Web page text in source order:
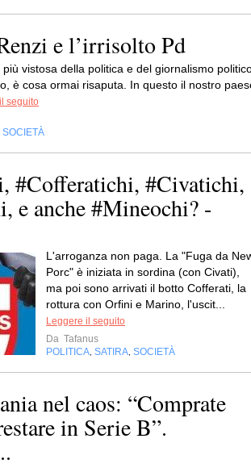
e l’irrisolto Pd
vistosa della politica e del giornalismo
è cosa ormai risaputa. In questo il nostro
seguito
SOCIETÀ
#Cofferatichi, #Civatichi,
e anche #Mineochi? -
L'arroganza non paga. La "Fuga da
Porc" è iniziata in sordina (con Civati),
ma poi sono arrivati il botto Cofferati, la
rottura con Orfini e Marino, l'uscit...
Leggere il seguito
Da Tafanus
POLITICA SATIRA SOCIETÀ
nel caos: “Comprate
in Serie B”.